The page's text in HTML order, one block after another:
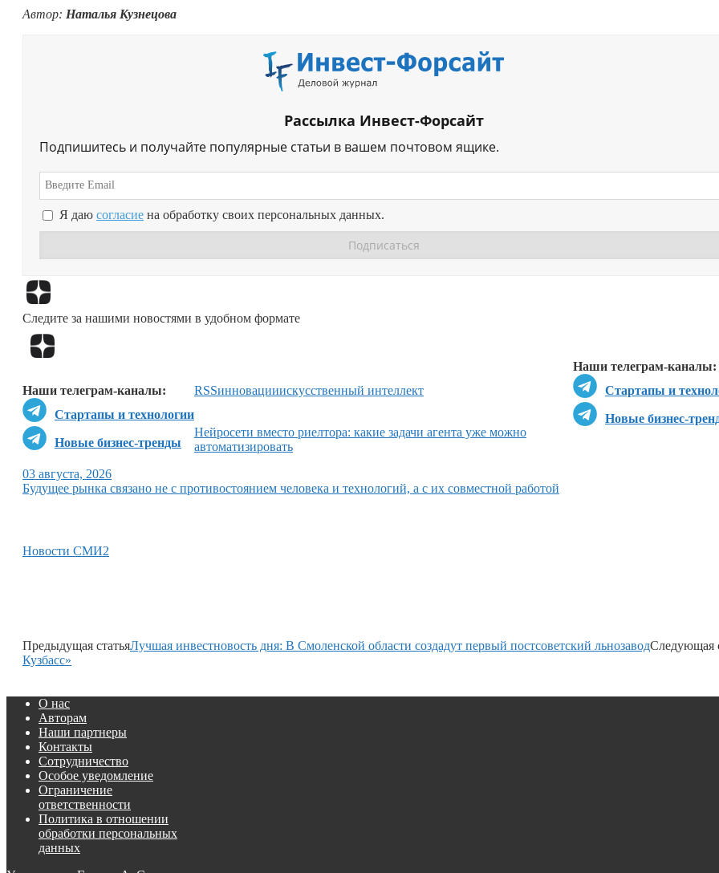
Автор: Наталья Кузнецова
Рассылка Инвест-Форсайт
Подпишитесь и получайте популярные статьи в вашем почтовом ящике.
Я даю согласие на обработку своих персональных данных.
Следите за нашими новостями в удобном формате
Наши телеграм-каналы:
Стартапы и
Новые бизнес-
Наши телеграм-каналы:
Стартапы и технологии
Новые бизнес-тренды
RSSинновацииискусственный интеллект
Нейросети вместо риелтора: какие задачи агента уже можно
автоматизировать
03 августа, 2026
Будущее рынка связано не с противостоянием человека и технологий, а с их совместной работой
Новости СМИ2
Предыдущая статьяЛучшая инвестновость дня: В Смоленской области создадут первый постсоветский льнозаводСледующая
Кузбасс»
О нас
Авторам
Наши партнеры
Контакты
Сотрудничество
Особое уведомление
Ограничение
ответственности
Политика в отношении
обработки персональных
данных